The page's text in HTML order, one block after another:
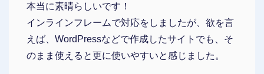
本当に素晴らしいです！
インラインフレームで対応をしましたが、欲を言
えば、WordPressなどで作成したサイトでも、そ
のまま使えると更に使いやすいと感じました。